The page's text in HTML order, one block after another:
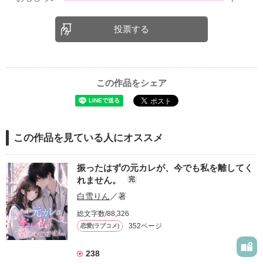
投票する
この作品をシェア
この作品を見ている人にオススメ
振ったはずの元カレが、今でも私を離してく
れません。
完
白雪りん ／著
総文字数/88,326
恋愛(ラブコメ) 352ページ
238